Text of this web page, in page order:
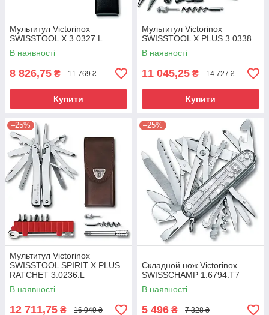
Мультитул Victorinox
SWISSTOOL X 3.0327.L
В наявності
8 826,75 ₴ 11 769 ₴
Купити
Мультитул Victorinox
SWISSTOOL X PLUS 3.0338
В наявності
11 045,25 ₴ 14 727 ₴
Купити
–25%
Мультитул Victorinox
SWISSTOOL SPIRIT X PLUS
RATCHET 3.0236.L
В наявності
12 711,75 ₴ 16 949 ₴
–25%
Складной нож Victorinox
SWISSCHAMP 1.6794.T7
В наявності
5 496 ₴ 7 328 ₴